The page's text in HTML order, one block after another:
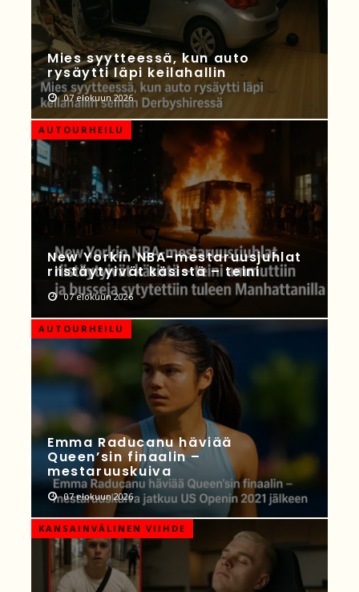
Mies syytteessä, kun auto
rysäytti läpi keilahallin
07 elokuun 2026
AUTOURHEILU
New Yorkin NBA-mestaruusjuhlat
riistäytyivät käsistä – teini
07 elokuun 2026
AUTOURHEILU
Emma Raducanu häviää
Queen’sin finaalin –
mestaruuskuiva
07 elokuun 2026
KANSAINVÄLINEN VIIHDE